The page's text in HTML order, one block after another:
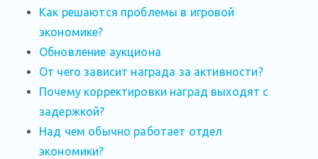
Как решаются проблемы в игровой
экономике?
Обновление аукциона
От чего зависит награда за активности?
Почему корректировки наград выходят с
задержкой?
Над чем обычно работает отдел
экономики?